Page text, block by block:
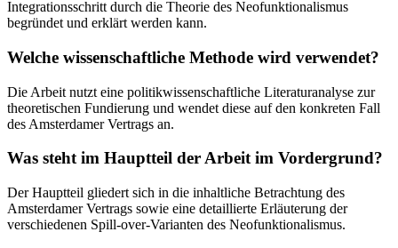
Integrationsschritt durch die Theorie des Neofunktionalismus
begründet und erklärt werden kann.
Welche wissenschaftliche Methode wird verwendet?
Die Arbeit nutzt eine politikwissenschaftliche Literaturanalyse zur
theoretischen Fundierung und wendet diese auf den konkreten Fall
des Amsterdamer Vertrags an.
Was steht im Hauptteil der Arbeit im Vordergrund?
Der Hauptteil gliedert sich in die inhaltliche Betrachtung des
Amsterdamer Vertrags sowie eine detaillierte Erläuterung der
verschiedenen Spill-over-Varianten des Neofunktionalismus.